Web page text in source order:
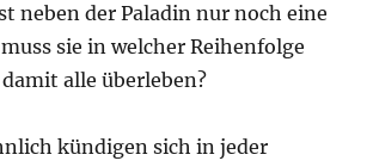
neben der Paladin nur noch eine
sie in welcher Reihenfolge
alle überleben?
kündigen sich in jeder